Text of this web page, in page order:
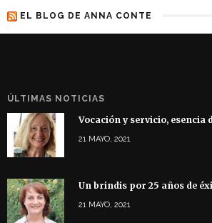
EL BLOG DE ANNA CONTE
ÚLTIMAS NOTICIAS
Vocación y servicio, esencia
21 MAYO, 2021
Un brindis por 25 años de
21 MAYO, 2021